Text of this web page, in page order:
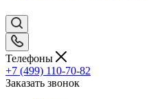
Телефоны
+7 (499) 110-70-82
Заказать звонок